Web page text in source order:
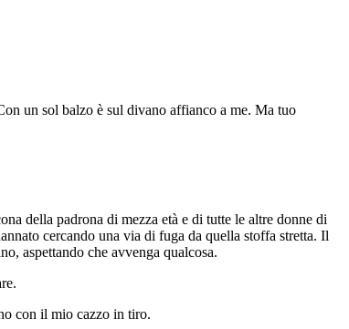
un sol balzo è sul divano affianco a me. Ma tuo
della padrona di mezza età e di tutte le altre donne di
cercando una via di fuga da quella stoffa stretta. Il
aspettando che avvenga qualcosa.
con il mio cazzo in tiro.